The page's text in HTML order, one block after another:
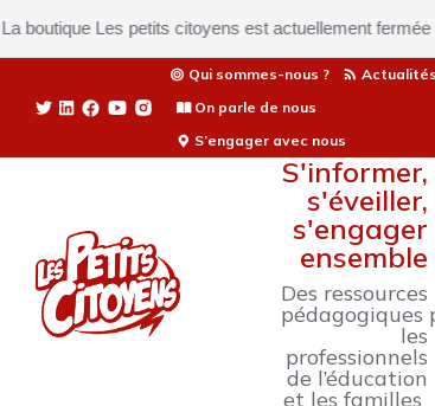
Les petits citoyens est actuellement fermée pour la
Qui sommes-nous ?
Actualités
On parle de nous
S’engager avec nous
S'informer,
s'éveiller,
s'engager
ensemble
Des ressources
pédagogiques
les
professionnels
de l’éducation
et les familles